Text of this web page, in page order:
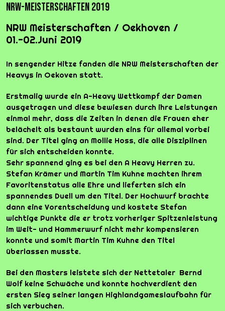
NRW-Meisterschaften 2019
NRW Meisterschaften / Oekhoven /
01.-02.Juni 2019
In sengender Hitze fanden die NRW Meisterschaften der
Heavys in Oekoven statt.
Erstmalig wurde ein A-Heavy Wettkampf der Damen
ausgetragen und diese bewiesen durch ihre Leistungen
einmal mehr, dass die Zeiten in denen die Frauen eher
belächelt als bestaunt wurden eins für allemal vorbei
sind. Der Titel ging an Mollie Hoss, die alle Disziplinen
für sich entscheiden konnte.
Sehr spannend ging es bei den A Heavy Herren zu.
Stefan Krämer und Martin Tim Kuhne machten ihrem
Favoritenstatus alle Ehre und lieferten sich ein
spannendes Duell um den Titel. Der Hochwurf brachte
dann eine Vorentscheidung und kostete Stefan
wichtige Punkte die er trotz vorheriger Spitzenleistung
im Weit- und Hammerwurf nicht mehr kompensieren
konnte und somit Martin Tim Kuhne den Titel
überlassen musste.
Bei den Masters leistete sich der Nettetaler Bernd
Wolf keine Schwäche und konnte hochverdient den
ersten Sieg seiner langen Highlandgameslaufbahn für
sich verbuchen.